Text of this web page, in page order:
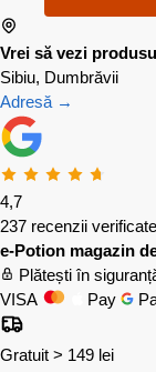
Vrei să vezi
Sibiu, Dumbrăvii
Adresă →
4,7
237 recenzii verificate
e-Potion magazin
Plătești în
VISA
Pay
Gratuit > 149 lei